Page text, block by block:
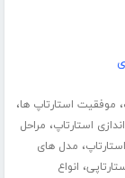
، موفقیت استارتاپ ها،
استارتاپ، مراحل
، مدل های
، انواع